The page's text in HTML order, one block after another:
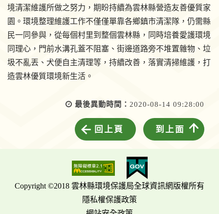
境清潔維護所做之努力，期盼持續為雲林縣營造友善優質家
園。環境整理維護工作不僅僅單靠各鄉鎮市清潔隊，仍需縣
民一同參與，從每個村里到整個雲林縣，同時培養愛護環境
同理心，門前水溝孔蓋不阻塞、街邊道路旁不堆置雜物、垃
圾不亂丟、犬便自主清理等，持續改善，落實清掃維護，打
造雲林優質環境新生活。
最後異動時間： 2020-08-14 09:28:00
回上頁 到上面
Copyright ©2018 雲林縣環境保護局全球資訊網版權所有
隱私權保護政策